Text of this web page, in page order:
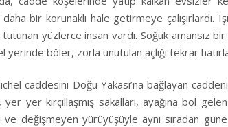
bir korunaklı hale getirmeye çalışırlardı.
yüzlerce insan vardı. Soğuk amansız
yerinde böler, zorla unutulan açlığı tekrar
caddesini Doğu Yakası’na bağlayan
yer yer kırçıllaşmış sakalları, ayağına bol
ve değişmeyen yürüyüşüyle aynı sıradan